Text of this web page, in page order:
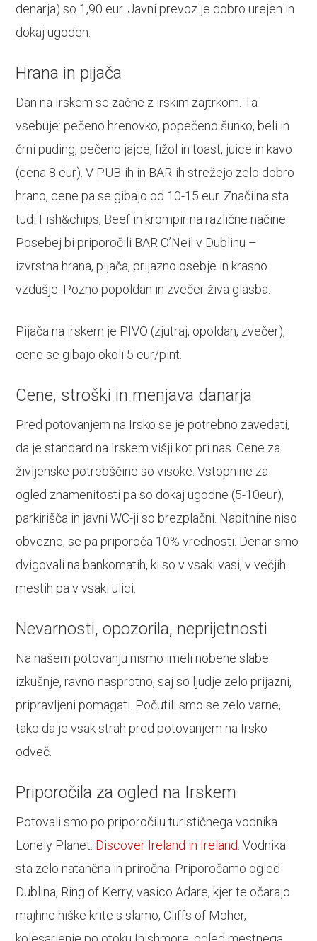
denarja) so 1,90 eur. Javni prevoz je dobro urejen in
dokaj ugoden.
Hrana in pijača
Dan na Irskem se začne z irskim zajtrkom. Ta
vsebuje: pečeno hrenovko, popečeno šunko, beli in
črni puding, pečeno jajce, fižol in toast, juice in kavo
(cena 8 eur). V PUB-ih in BAR-ih strežejo zelo dobro
hrano, cene pa se gibajo od 10-15 eur. Značilna sta
tudi Fish&chips, Beef in krompir na različne načine.
Posebej bi priporočili BAR O’Neil v Dublinu –
izvrstna hrana, pijača, prijazno osebje in krasno
vzdušje. Pozno popoldan in zvečer živa glasba.
Pijača na irskem je PIVO (zjutraj, opoldan, zvečer),
cene se gibajo okoli 5 eur/pint.
Cene, stroški in menjava danarja
Pred potovanjem na Irsko se je potrebno zavedati,
da je standard na Irskem višji kot pri nas. Cene za
življenske potrebščine so visoke. Vstopnine za
ogled znamenitosti pa so dokaj ugodne (5-10eur),
parkirišča in javni WC-ji so brezplačni. Napitnine niso
obvezne, se pa priporoča 10% vrednosti. Denar smo
dvigovali na bankomatih, ki so v vsaki vasi, v večjih
mestih pa v vsaki ulici.
Nevarnosti, opozorila, neprijetnosti
Na našem potovanju nismo imeli nobene slabe
izkušnje, ravno nasprotno, saj so ljudje zelo prijazni,
pripravljeni pomagati. Počutili smo se zelo varne,
tako da je vsak strah pred potovanjem na Irsko
odveč.
Priporočila za ogled na Irskem
Potovali smo po priporočilu turističnega vodnika
Lonely Planet: Discover Ireland in Ireland . Vodnika
sta zelo natančna in priročna. Priporočamo ogled
Dublina, Ring of Kerry, vasico Adare, kjer te očarajo
majhne hiške krite s slamo, Cliffs of Moher,